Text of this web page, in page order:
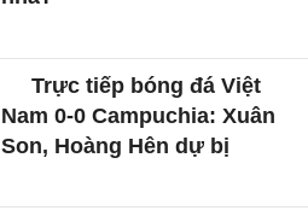
Trực tiếp bóng đá Việt
Nam 0-0 Campuchia: Xuân
Son, Hoàng Hên dự bị